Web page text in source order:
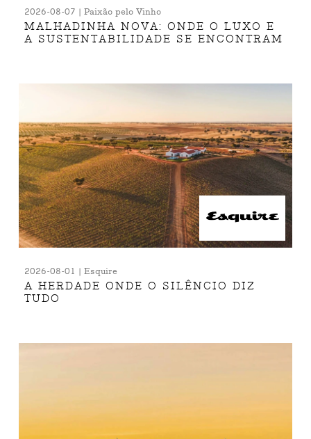
2026-08-07 | Paixão pelo Vinho
MALHADINHA NOVA: ONDE O LUXO E
A SUSTENTABILIDADE SE ENCONTRAM
2026-08-01 | Esquire
A HERDADE ONDE O SILÊNCIO DIZ
TUDO